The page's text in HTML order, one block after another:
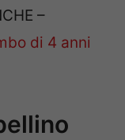
–
di 4 anni